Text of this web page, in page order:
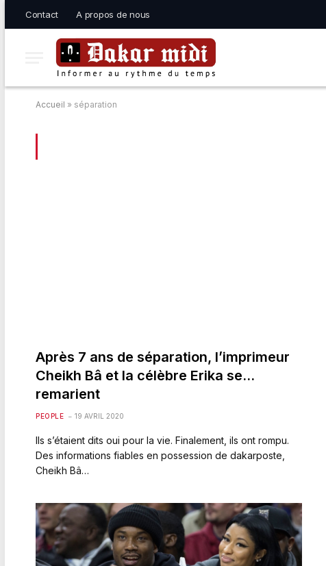
Contact A propos de nous
Accueil » séparation
Après 7 ans de séparation, l’imprimeur
Cheikh Bâ et la célèbre Erika se…
remarient
PEOPLE 19 AVRIL 2020
Ils s’étaient dits oui pour la vie. Finalement, ils ont rompu.
Des informations fiables en possession de dakarposte,
Cheikh Bâ…